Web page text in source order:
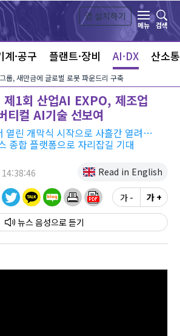
앱 설치하기
메뉴
검색
계·공구 플랜트·장비 AI·DX 산소통
룹, 새만금에 글로벌 로봇 파운드리 구축
1회 산업AI EXPO, 제조업
티컬 AI기술 선보여
열린 개막식 시작으로 사흘간 열려…
종합 플랫폼으로 자리잡길 기대
Read in English
뉴스 음성
가 - 가 +